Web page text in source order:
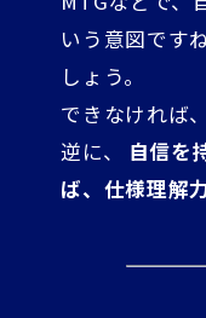
いう意図です
しょう。
できなければ
逆に、
自信を
ば、仕様理解